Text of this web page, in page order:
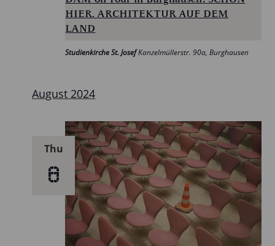
HIER. ARCHITEKTUR AUF DEM
LAND
Studienkirche St. JosefKanzelmüllerstr. 90a, Burghausen
August 2024
Thu
8